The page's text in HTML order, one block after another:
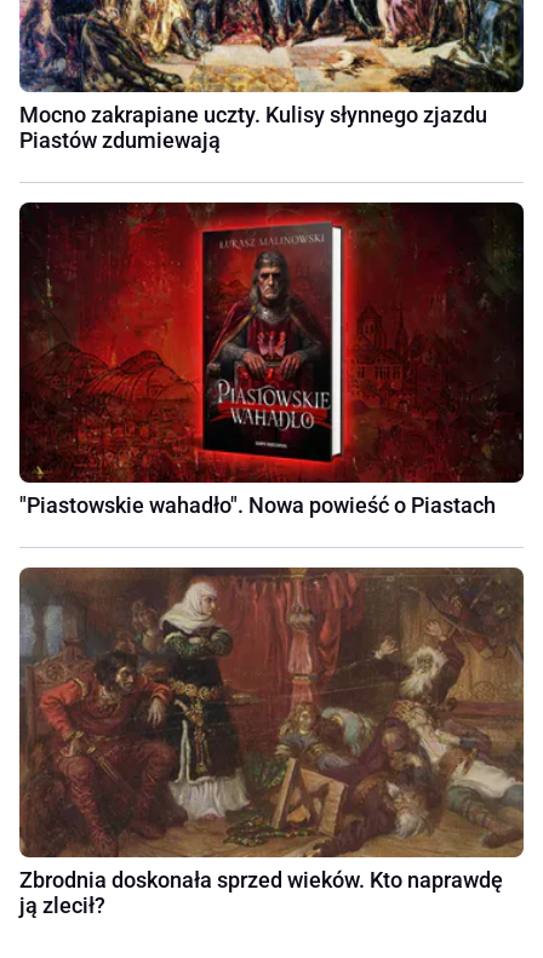
Mocno zakrapiane uczty. Kulisy słynnego zjazdu
Piastów zdumiewają
"Piastowskie wahadło". Nowa powieść o Piastach
Zbrodnia doskonała sprzed wieków. Kto naprawdę
ją zlecił?